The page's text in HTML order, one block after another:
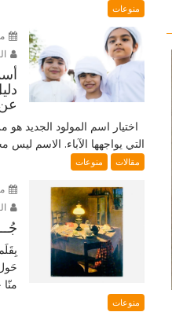
منوعات
عن
اختيار اسم المولود الجديد
التي يواجهها الآباء. الاسم ليس
مقالات منوعات
منوعات